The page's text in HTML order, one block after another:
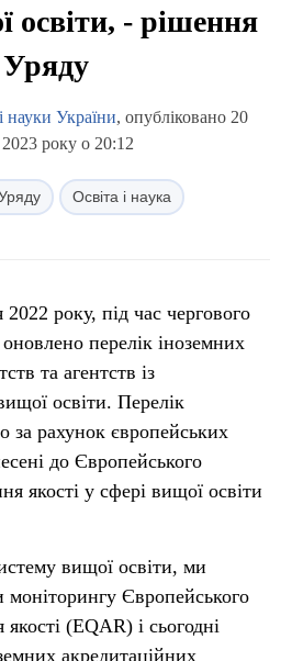
освіти, - рішення
Уряду
науки України, опубліковано 20
2023 року о 20:12
Освіта і наука
2022 року, під час чергового
перелік іноземних
та агентств із
освіти. Перелік
за рахунок європейських
до Європейського
якості у сфері вищої освіти
вищої освіти, ми
моніторингу Європейського
(EQAR) і сьогодні
акредитаційних